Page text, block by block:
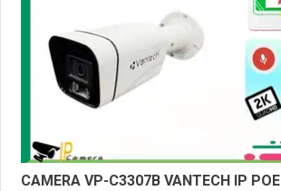
CAMERA VP-C3307B VANTECH IP POE